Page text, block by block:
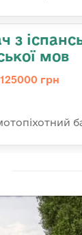
з
мов
грн